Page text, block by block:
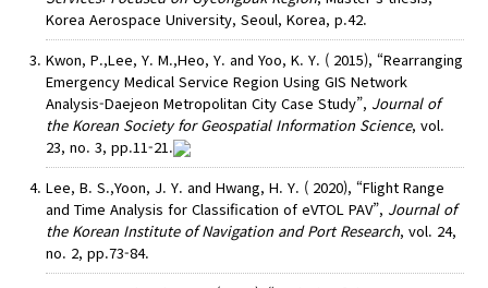
Korea Aerospace University, Seoul, Korea, p.42.
Kwon, P.,Lee, Y. M.,Heo, Y. and Yoo, K. Y. ( 2015), “Rearranging
Emergency Medical Service Region Using GIS Network
Analysis-Daejeon Metropolitan City Case Study”, Journal of
the Korean Society for Geospatial Information Science, vol.
23, no. 3, pp.11-21.
Lee, B. S.,Yoon, J. Y. and Hwang, H. Y. ( 2020), “Flight Range
and Time Analysis for Classification of eVTOL PAV”, Journal of
the Korean Institute of Navigation and Port Research, vol. 24,
no. 2, pp.73-84.